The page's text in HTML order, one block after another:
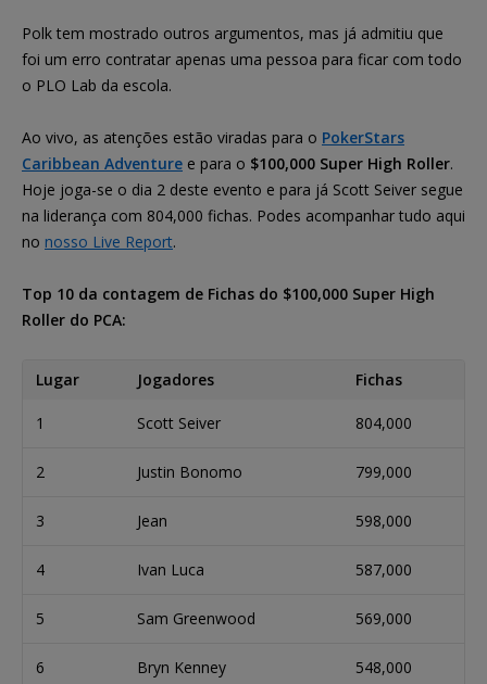
Polk tem mostrado outros argumentos, mas já admitiu que
foi um erro contratar apenas uma pessoa para ficar com todo
o PLO Lab da escola.
Ao vivo, as atenções estão viradas para o PokerStars
Caribbean Adventure e para o $100,000 Super High Roller.
Hoje joga-se o dia 2 deste evento e para já Scott Seiver segue
na liderança com 804,000 fichas. Podes acompanhar tudo aqui
no nosso Live Report.
Top 10 da contagem de Fichas do $100,000 Super High
Roller do PCA:
Lugar Jogadores Fichas
1 Scott Seiver 804,000
2 Justin Bonomo 799,000
3 Jean 598,000
4 Ivan Luca 587,000
5 Sam Greenwood 569,000
6 Bryn Kenney 548,000